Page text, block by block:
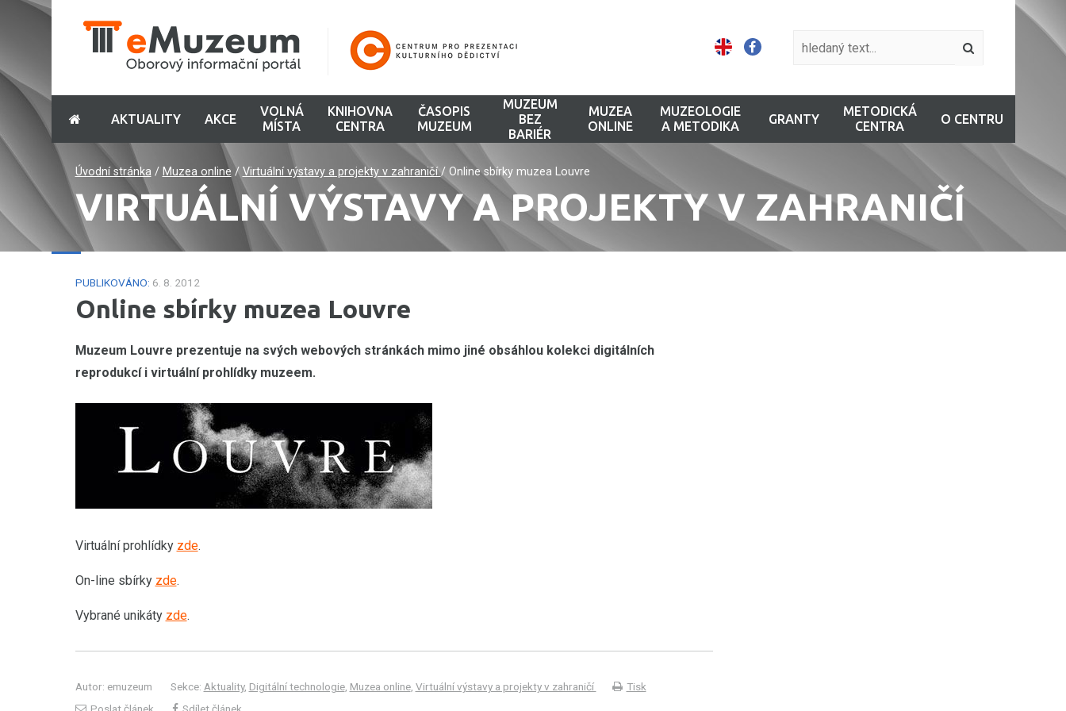
AKTUALITY AKCE
VOLNÁ
MÍSTA
KNIHOVNA
CENTRA
ČASOPIS
MUZEUM
MUZEUM
BEZ
BARIÉR
MUZEA
ONLINE
MUZEOLOGIE
A METODIKA
GRANTY
METODICKÁ
CENTRA
O CENTRU
Úvodní stránka/ Muzea online / Virtuální výstavy a projekty v zahraničí/ Online sbírky muzea Louvre
VIRTUÁLNÍ VÝSTAVY A PROJEKTY V ZAHRANIČÍ
PUBLIKOVÁNO: 6. 8. 2012
Online sbírky muzea Louvre
Muzeum Louvre prezentuje na svých webových stránkách mimo jiné obsáhlou kolekci digitálních
reprodukcí i virtuální prohlídky muzeem.
Virtuální prohlídky zde.
On-line sbírky zde.
Vybrané unikáty zde.
Autor: emuzeum Sekce: Aktuality, Digitální technologie, Muzea online, Virtuální výstavy a projekty v zahraničí
Tisk